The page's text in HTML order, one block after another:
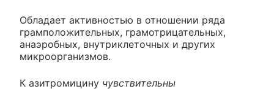
Обладает активностью в отношении ряда
грамположительных, грамотрицательных,
анаэробных, внутриклеточных и других
микроорганизмов.
К азитромицину чувствительны